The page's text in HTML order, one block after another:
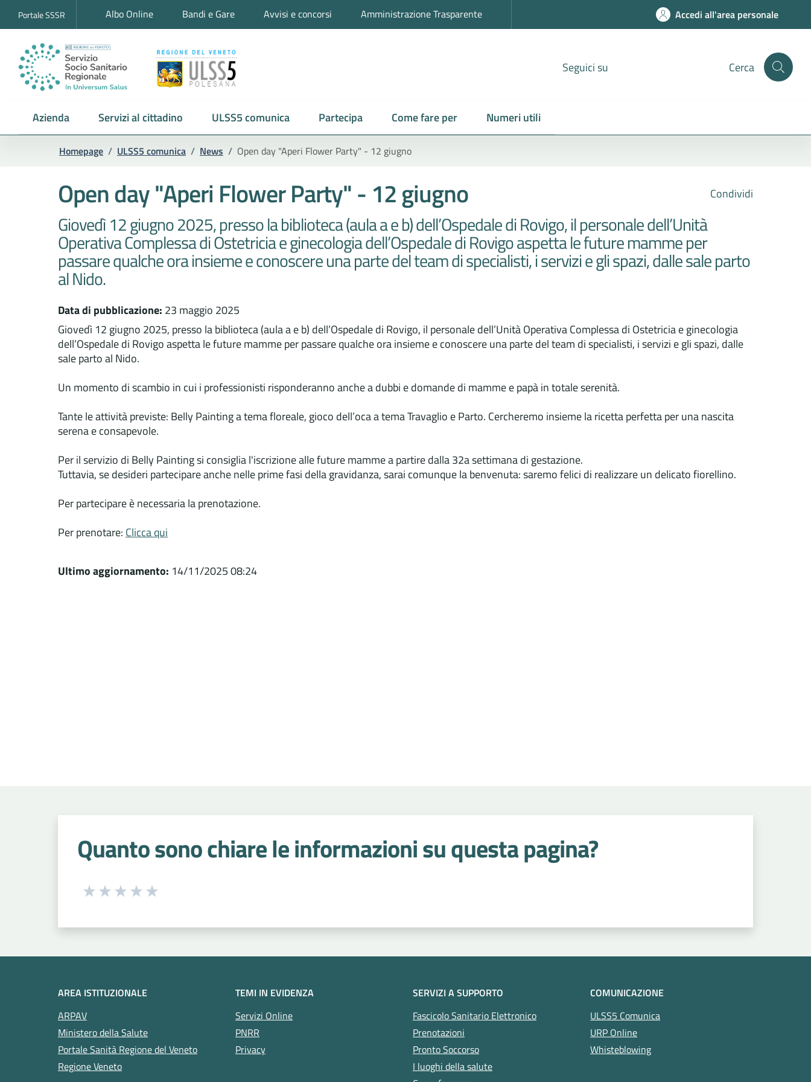
Portale SSSR Albo Online Bandi e Gare Avvisi e concorsi Amministrazione Trasparente Accedi all'area personale
Seguici su Cerca
Azienda Servizi al cittadino ULSS5 comunica Partecipa Come fare per Numeri utili
Homepage / ULSS5 comunica / News / Open day "Aperi Flower Party" - 12 giugno
Condividi
Open day "Aperi Flower Party" - 12 giugno
Giovedì 12 giugno 2025, presso la biblioteca (aula a e b) dell’Ospedale di Rovigo, il personale dell’Unità
Operativa Complessa di Ostetricia e ginecologia dell’Ospedale di Rovigo aspetta le future mamme per
passare qualche ora insieme e conoscere una parte del team di specialisti, i servizi e gli spazi, dalle sale parto
al Nido.
Data di pubblicazione: 23 maggio 2025
Giovedì 12 giugno 2025, presso la biblioteca (aula a e b) dell’Ospedale di Rovigo, il personale dell’Unità Operativa Complessa di Ostetricia e ginecologia
dell’Ospedale di Rovigo aspetta le future mamme per passare qualche ora insieme e conoscere una parte del team di specialisti, i servizi e gli spazi, dalle
sale parto al Nido.
Un momento di scambio in cui i professionisti risponderanno anche a dubbi e domande di mamme e papà in totale serenità.
Tante le attività previste: Belly Painting a tema floreale, gioco dell’oca a tema Travaglio e Parto. Cercheremo insieme la ricetta perfetta per una nascita
serena e consapevole.
Per il servizio di Belly Painting si consiglia l'iscrizione alle future mamme a partire dalla 32a settimana di gestazione.
Tuttavia, se desideri partecipare anche nelle prime fasi della gravidanza, sarai comunque la benvenuta: saremo felici di realizzare un delicato fiorellino.
Per partecipare è necessaria la prenotazione.
Per prenotare: Clicca qui
Ultimo aggiornamento: 14/11/2025 08:24
Quanto sono chiare le informazioni su questa pagina?
Seleziona una valutazione da 1 a 5 stelle
AREA ISTITUZIONALE
ARPAV
Ministero della Salute
Portale Sanità Regione del Veneto
Regione Veneto
TEMI IN EVIDENZA
Servizi Online
PNRR
Privacy
SERVIZI A SUPPORTO
Fascicolo Sanitario Elettronico
Prenotazioni
Pronto Soccorso
I luoghi della salute
COMUNICAZIONE
ULSS5 Comunica
URP Online
Whisteblowing